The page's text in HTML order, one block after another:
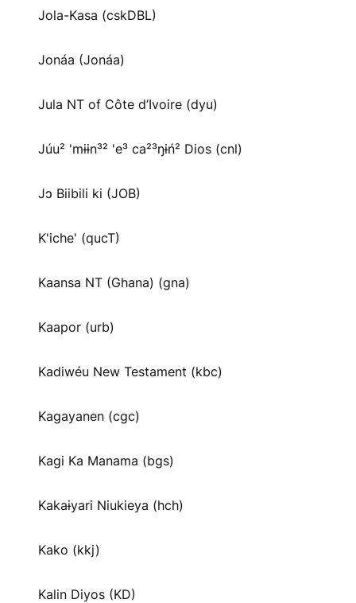
Jola-Kasa (cskDBL)
Jonáa (Jonáa)
Jula NT of Côte d’Ivoire (dyu)
Júu² 'mɨɨn³² 'e³ ca²³ŋɨń² Dios (cnl)
Jɔ Biibili ki (JOB)
K'iche' (qucT)
Kaansa NT (Ghana) (gna)
Kaapor (urb)
Kadiwéu New Testament (kbc)
Kagayanen (cgc)
Kagi Ka Manama (bgs)
Kakaɨyari Niukieya (hch)
Kako (kkj)
Kalin Diyos (KD)